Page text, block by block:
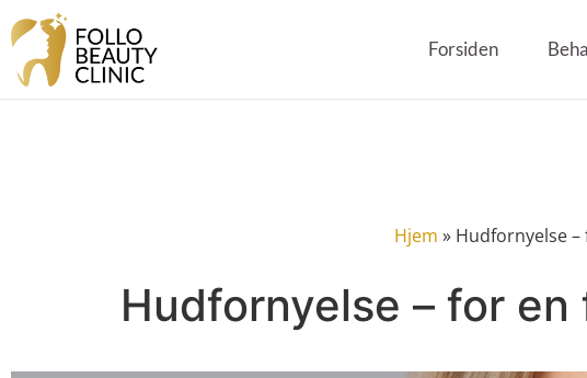
Forsiden
Hjem » Hudfornyelse
Hudfornyelse – for